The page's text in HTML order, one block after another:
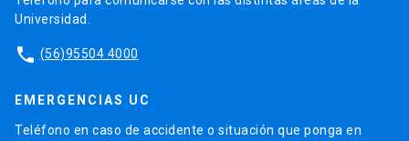
Universidad.
phone (56)95504 4000
EMERGENCIAS UC
Teléfono en caso de accidente o situación que ponga en